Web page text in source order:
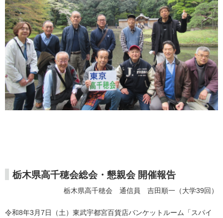
栃木県高千穂会総会・懇親会 開催報告
栃木県高千穂会 通信員 吉田順一（大学39回）
令和8年3月7日（土）東武宇都宮百貨店バンケットルーム「スパイ